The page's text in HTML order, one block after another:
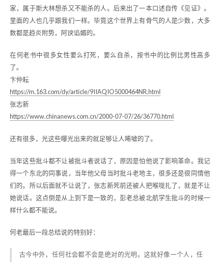
家，属于斯大林想杀又不能杀的人。后来出了一本口述自传《见证》。
里面的人也几乎跟我们一样。毕竟这个世界上有骨气的人是少数，大多
数都是趋炎附势，阿谀谄媚的。
在何老书中很多女性要么打死，要么自杀，按书中的比例比男性高多
了。
卞仲耘
https://m.163.com/dy/article/9IIAQIO5000464NR.html
张志新
https://www.chinanews.com.cn/2000-07-07/26/36770.html
还有很多，光这些曝光出来的就足够让人唏嘘的了。
当年这些批斗都不让被批斗者说话了，原因是怕他说了影响革命。我记
得一个东北的同事说，当年他父母当时批斗老地主，很多还是很同情他
们的。所以后面就不让说了，张志新死前还被人把喉咙扎了，就是不让
她说话。这点倒是从上到下是一致的，彭老总被北航学生批斗的时候一
样什么都不能说。
何老最后一段总结说的特别好：
古今中外，任何社会都不会是绝对的光明。这就好像一个人，任